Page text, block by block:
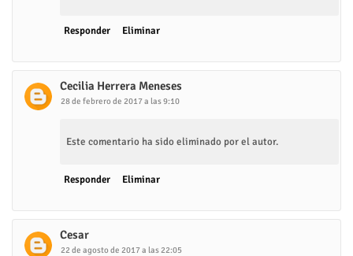
Responder Eliminar
Cecilia Herrera Meneses
28 de febrero de 2017 a las 9:10
Este comentario ha sido eliminado por el autor.
Responder Eliminar
Cesar
22 de agosto de 2017 a las 22:05